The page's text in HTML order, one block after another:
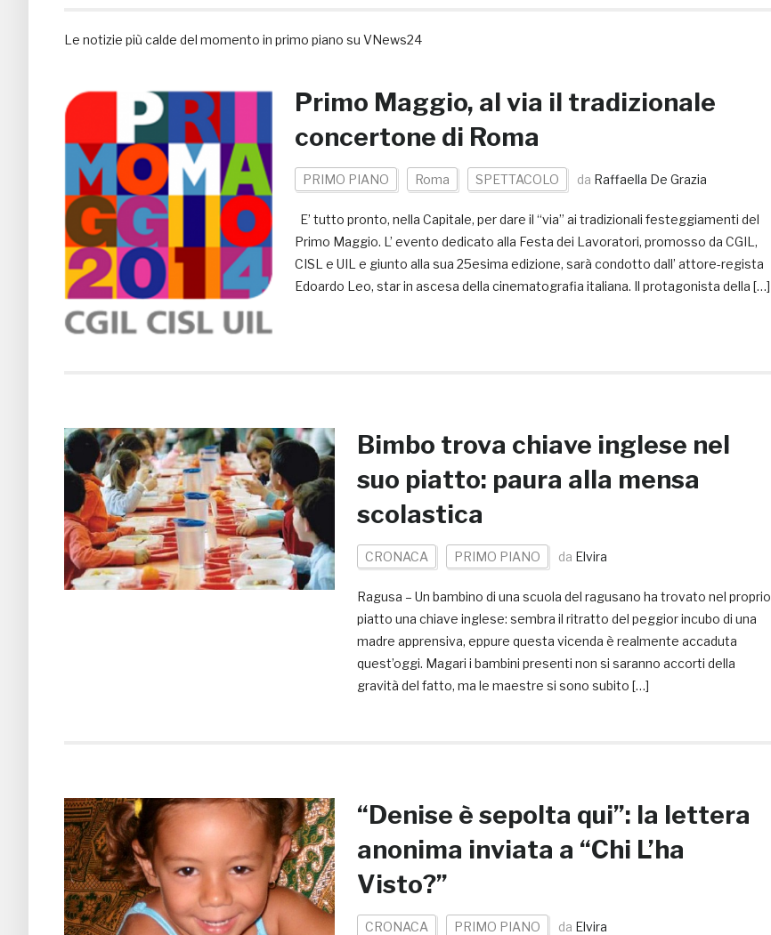
Le notizie più calde del momento in primo piano su VNews24
Primo Maggio, al via il tradizionale
concertone di Roma
PRIMO PIANO Roma SPETTACOLO da Raffaella De Grazia
E’ tutto pronto, nella Capitale, per dare il “via” ai tradizionali festeggiamenti del
Primo Maggio. L’ evento dedicato alla Festa dei Lavoratori, promosso da CGIL,
CISL e UIL e giunto alla sua 25esima edizione, sarà condotto dall’ attore-regista
Edoardo Leo, star in ascesa della cinematografia italiana. Il protagonista della […]
Bimbo trova chiave inglese nel
suo piatto: paura alla mensa
scolastica
CRONACA PRIMO PIANO da Elvira
Ragusa – Un bambino di una scuola del ragusano ha trovato nel proprio
piatto una chiave inglese: sembra il ritratto del peggior incubo di una
madre apprensiva, eppure questa vicenda è realmente accaduta
quest’oggi. Magari i bambini presenti non si saranno accorti della
gravità del fatto, ma le maestre si sono subito […]
“Denise è sepolta qui”: la lettera
anonima inviata a “Chi L’ha
Visto?”
CRONACA PRIMO PIANO da Elvira